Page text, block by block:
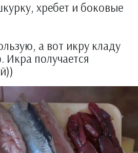
хребет и боковые
а вот икру кладу
Икра получается